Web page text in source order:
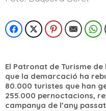
El Patronat de Turisme
que la demarcació ha
80.000 turistes que han
255.000 pernoctacions,
campanya de l’any passat